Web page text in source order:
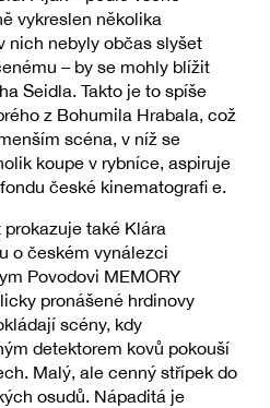
vykreslen několika
nich nebyly občas slyšet
– by se mohly blížit
Seidla. Takto je to spíše
z Bohumila Hrabala, což
scéna, v níž se
koupe v rybníce, aspiruje
české kinematografi e.
také Klára
o českém vynálezci
Povodovi MEMORY
pronášené hrdinovy
scény, kdy
detektorem kovů pokouší
Malý, ale cenný střípek do
osudů. Nápaditá je